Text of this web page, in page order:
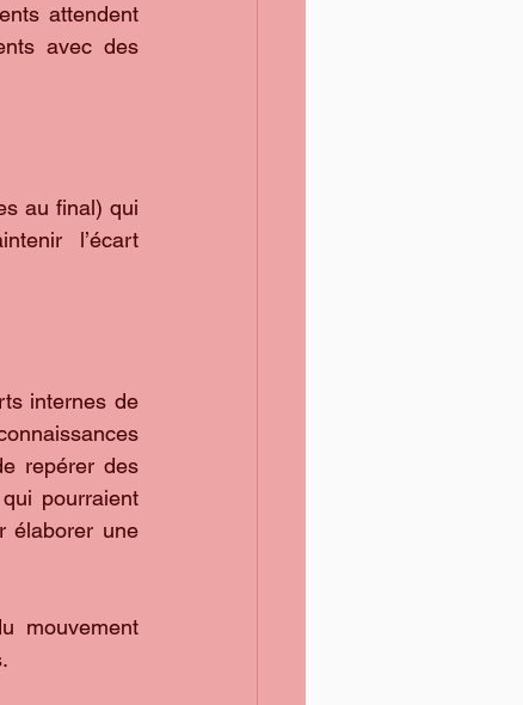
attendent
avec des
au final) qui
l’écart
internes de
repérer des
pourraient
élaborer une
mouvement